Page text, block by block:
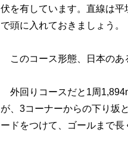
伏を有しています。直線は
で頭に入れておきましょう。
このコース形態、日本のあ
外回りコースだと1周
が、3コーナーからの下り坂
ードをつけて、ゴールまで長